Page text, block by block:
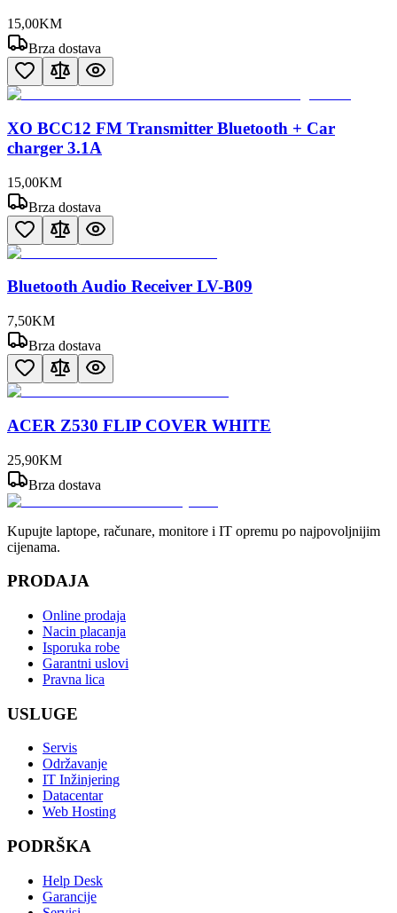
15,00KM
Brza dostava
XO BCC12 FM Transmitter Bluetooth + Car
charger 3.1A
15,00KM
Brza dostava
Bluetooth Audio Receiver LV-B09
7,50KM
Brza dostava
ACER Z530 FLIP COVER WHITE
25,90KM
Brza dostava
Kupujte laptope, računare, monitore i IT opremu po najpovoljnijim
cijenama.
PRODAJA
Online prodaja
Nacin placanja
Isporuka robe
Garantni uslovi
Pravna lica
USLUGE
Servis
Održavanje
IT Inžinjering
Datacentar
Web Hosting
PODRŠKA
Help Desk
Garancije